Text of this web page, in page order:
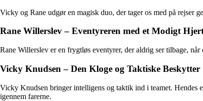
Vicky og Rane udgør en magisk duo, der tager os med på rejser
Rane Willerslev – Eventyreren med et Modigt
Rane Willerslev er en frygtløs eventyrer, der aldrig ser tilbage,
Vicky Knudsen – Den Kloge og Taktiske Beskytter
Vicky Knudsen bringer intelligens og taktik ind i teamet. Hendes
igennem farerne.